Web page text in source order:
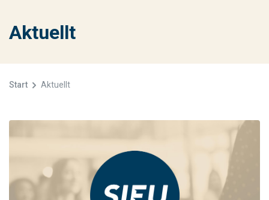
Aktuellt
Start Aktuellt